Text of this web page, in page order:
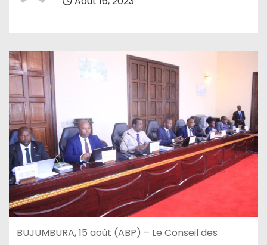
BUJUMBURA, 15 août (ABP) – Le Conseil des